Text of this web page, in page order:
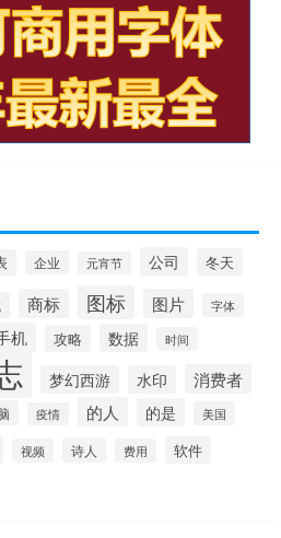
企业 元宵节 公司 冬天
商标 图标 图片 字体
机 攻略 数据 时间
梦幻西游 水印 消费者
疫情 的人 的是 美国
视频 诗人 费用 软件